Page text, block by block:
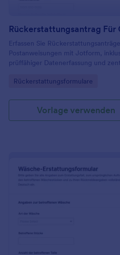
Erfassen Sie
Postanweisungen mit Jotform,
prüffähiger Datenerfassung und
Filialen, Zahlungsstellen und
Go to Category:
Rückerstattungsformulare
Vorlage verwenden